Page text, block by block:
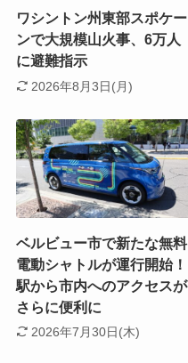
ワシントン州東部スポケー
ンで大規模山火事、6万人
に避難指示
2026年8月3日(月)
ベルビュー市で新たな無料
電動シャトルが運行開始！
駅から市内へのアクセスが
さらに便利に
2026年7月30日(木)